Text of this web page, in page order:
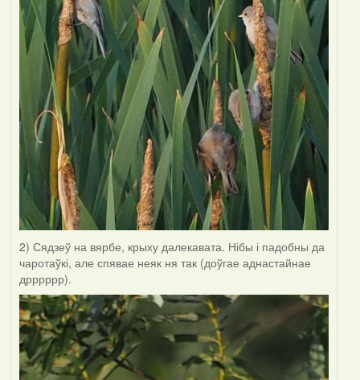
2) Сядзеў на вярбе, крыху далекавата. Нібы і падобны да
чаротаўкі, але спявае неяк ня так (доўгае аднастайнае
дрррррр).